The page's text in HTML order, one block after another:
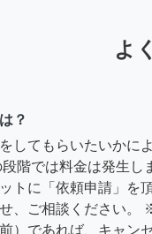
よ
？
してもらいたいかによ
階では料金は発生し
トに「依頼申請」を
、ご相談ください。
）であれば、キャン